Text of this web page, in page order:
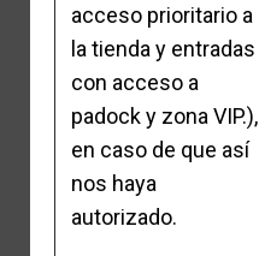
acceso prioritario a
la tienda y entradas
con acceso a
padock y zona VIP.),
en caso de que así
nos haya
autorizado.